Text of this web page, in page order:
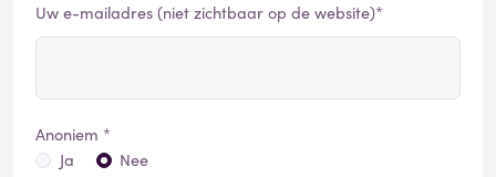
Uw e-mailadres (niet zichtbaar op de website)*
Anoniem *
Ja
Nee